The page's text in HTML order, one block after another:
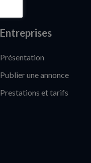
Entreprises
Présentation
Publier une annonce
Prestations et tarifs